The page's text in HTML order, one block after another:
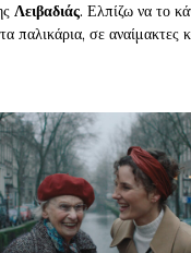
Λειβαδιάς. Ελπίζω να το
παλικάρια, σε αναίμακτες